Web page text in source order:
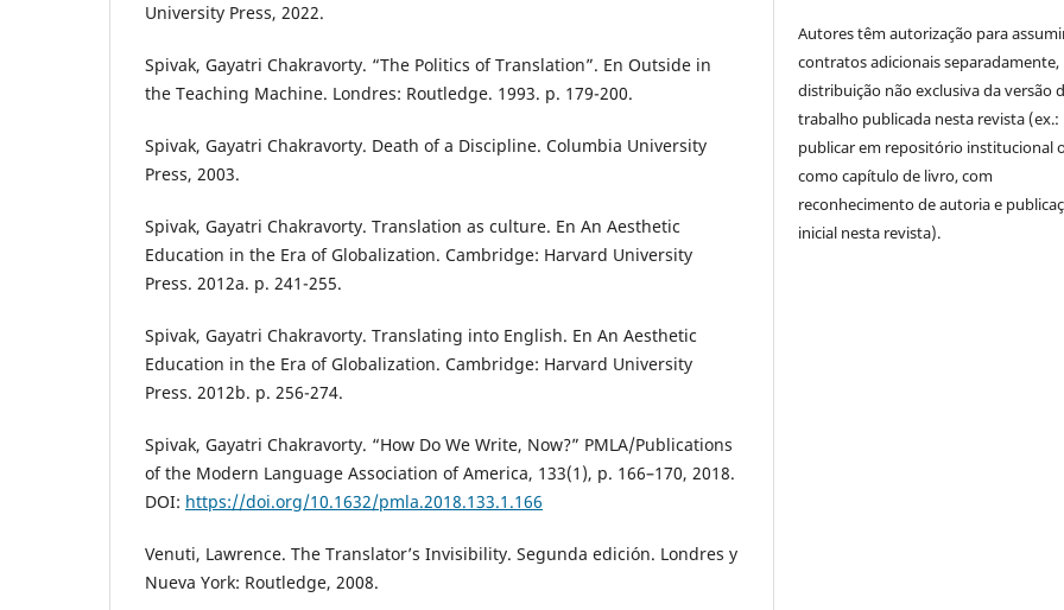
University Press, 2022.
Spivak, Gayatri Chakravorty. “The Politics of Translation”. En Outside in
the Teaching Machine. Londres: Routledge. 1993. p. 179-200.
Spivak, Gayatri Chakravorty. Death of a Discipline. Columbia University
Press, 2003.
Spivak, Gayatri Chakravorty. Translation as culture. En An Aesthetic
Education in the Era of Globalization. Cambridge: Harvard University
Press. 2012a. p. 241-255.
Spivak, Gayatri Chakravorty. Translating into English. En An Aesthetic
Education in the Era of Globalization. Cambridge: Harvard University
Press. 2012b. p. 256-274.
Spivak, Gayatri Chakravorty. “How Do We Write, Now?” PMLA/Publications
of the Modern Language Association of America, 133(1), p. 166–170, 2018.
DOI: https://doi.org/10.1632/pmla.2018.133.1.166
Venuti, Lawrence. The Translator’s Invisibility. Segunda edición. Londres y
Nueva York: Routledge, 2008.
Autores têm autorização para
contratos adicionais separadamente,
distribuição não exclusiva da versão
trabalho publicada nesta revista (ex.:
publicar em repositório institucional
como capítulo de livro, com
reconhecimento de autoria e
inicial nesta revista).